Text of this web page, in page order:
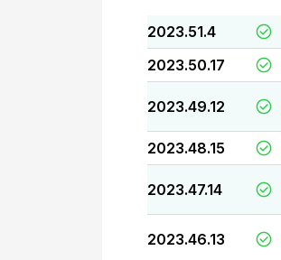
2023.51.4
2023.50.17
2023.49.12
2023.48.15
2023.47.14
2023.46.13